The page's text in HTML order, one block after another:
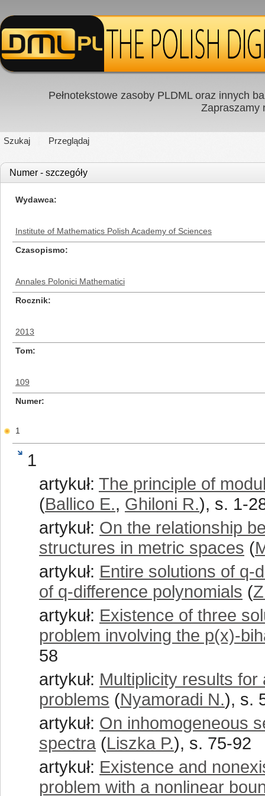
Pełnotekstowe zasoby PLDML oraz innych
Zapraszamy
Szukaj Przeglądaj
Numer - szczegóły
Wydawca
Institute of Mathematics Polish Academy of Sciences
Czasopismo
Annales Polonici Mathematici
Rocznik
2013
Tom
109
Numer
1
1
artykuł: The principle of
(Ballico E., Ghiloni R.), s. 1-
artykuł: On the relationship
structures in metric spaces (
artykuł: Entire solutions of q-
of q-difference polynomials (
artykuł: Existence of three
problem involving the p(x)-
58
artykuł: Multiplicity results
problems (Nyamoradi N.), s.
artykuł: On inhomogeneous
spectra (Liszka P.), s. 75-92
artykuł: Existence and
problem with a nonlinear